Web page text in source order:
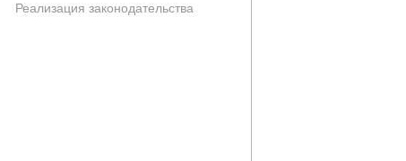
Реализация законодательства